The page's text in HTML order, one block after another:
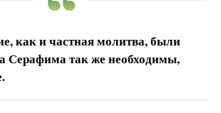
как и частная молитва, были
Серафима так же необходимы,